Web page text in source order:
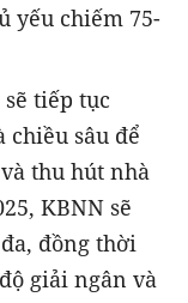
yếu chiếm 75-
tiếp tục
chiều sâu để
thu hút nhà
KBNN sẽ
đồng thời
giải ngân và